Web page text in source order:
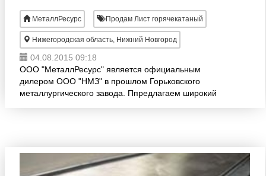
МеталлРесурс Продам Лист горячекатаный
Нижегородская область, Нижний Новгород
04.08.2015 09:18
ООО "МеталлРесурс" является официальным
дилером ООО "НМЗ" в прошлом Горьковского
металлургического завода. Ппредлагаем широкий